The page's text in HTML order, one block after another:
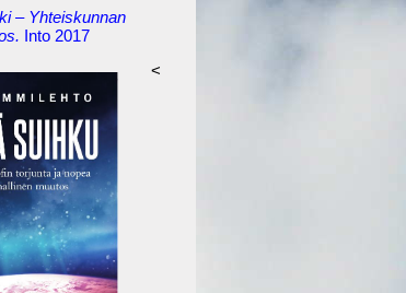
– Yhteiskunnan
Into 2017
<